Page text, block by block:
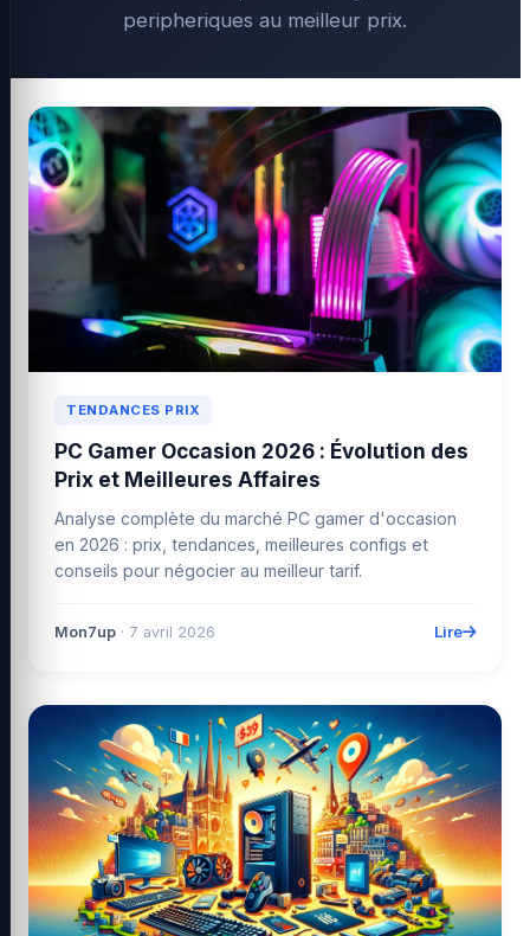
peripheriques au meilleur prix.
TENDANCES PRIX
PC Gamer Occasion 2026 : Évolution des
Prix et Meilleures Affaires
Analyse complète du marché PC gamer d'occasion
en 2026 : prix, tendances, meilleures configs et
conseils pour négocier au meilleur tarif.
Mon7up · 7 avril 2026 Lire